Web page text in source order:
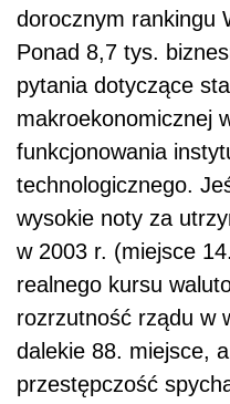
dorocznym rankingu
Ponad 8,7 tys.
pytania dotyczące
makroekonomicznej
funkcjonowania
technologicznego.
wysokie noty za
w 2003 r. (miejsce
realnego kursu
rozrzutność rządu w
dalekie 88. miejsce,
przestępczość